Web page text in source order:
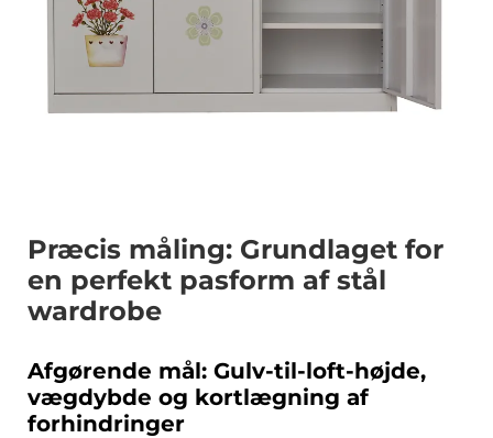
Præcis måling: Grundlaget for
en perfekt pasform af stål
wardrobe
Afgørende mål: Gulv-til-loft-højde,
vægdybde og kortlægning af
forhindringer